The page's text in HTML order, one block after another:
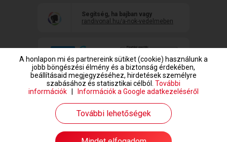
Segítség, ha bajban vagy
randivonal.hu/a-nok-vedelmeben
www.randivonal.hu © Copyright 1999-2026 Dating Central Europe Zrt.
A honlapon mi és partnereink sütiket (cookie) használunk a
jobb böngészési élmény és a biztonság érdekében,
beállításaid megjegyzéséhez, hirdetések személyre
szabásához és statisztikai célból. További
információk
Információk a Google adatkezeléséről
További lehetőségek